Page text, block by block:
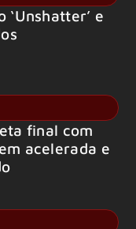
‘Unshatter’ e
final com
acelerada e